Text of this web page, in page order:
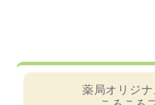
薬局オリジ